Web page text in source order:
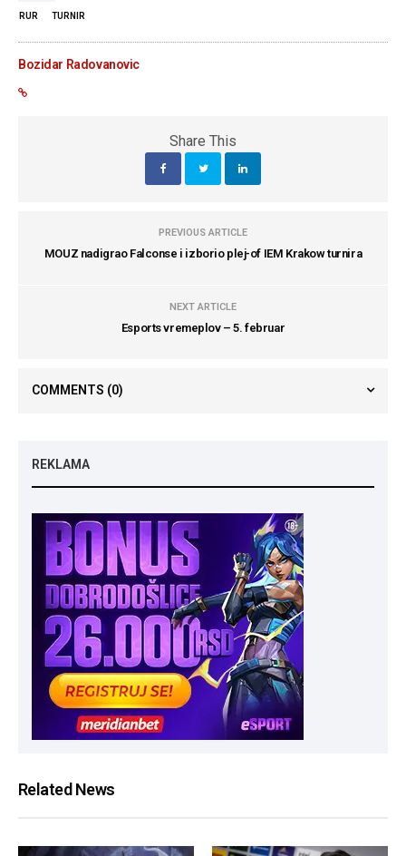
RUR TURNIR
Bozidar Radovanovic
Share This
PREVIOUS ARTICLE
MOUZ nadigrao Falconse i izborio plej-of IEM Krakow turnira
NEXT ARTICLE
Esports vremeplov – 5. februar
COMMENTS (0)
REKLAMA
Related News